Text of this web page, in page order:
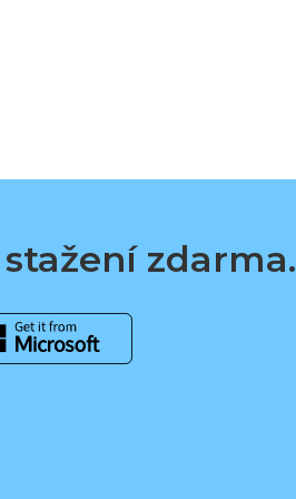
zdarma.